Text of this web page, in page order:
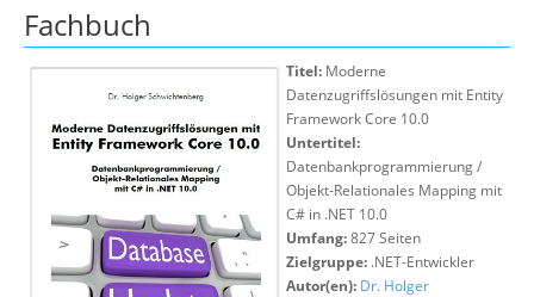
Fachbuch
Titel: Moderne
Datenzugriffslösungen mit Entity
Framework Core 10.0
Untertitel:
Datenbankprogrammierung /
Objekt-Relationales Mapping mit
C# in .NET 10.0
Umfang:827 Seiten
Zielgruppe: .NET-Entwickler
Autor(en): Dr. Holger